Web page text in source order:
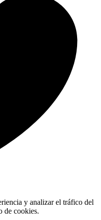
y analizar el tráfico del
de cookies.